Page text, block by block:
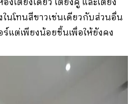
นโทนสีขาวเช่นเดียวกับส่วนอื่น
ร์แต่เพียงน้อยชิ้นเพื่อให้ยังคง